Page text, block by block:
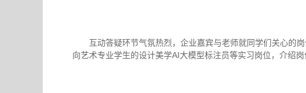
互动答疑环节气氛热烈，企业嘉宾与老师就同学们关心的
向艺术专业学生的设计美学AI大模型标注员等实习岗位，介绍